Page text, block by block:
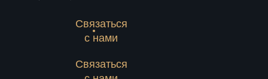
Связаться
с нами
Связаться